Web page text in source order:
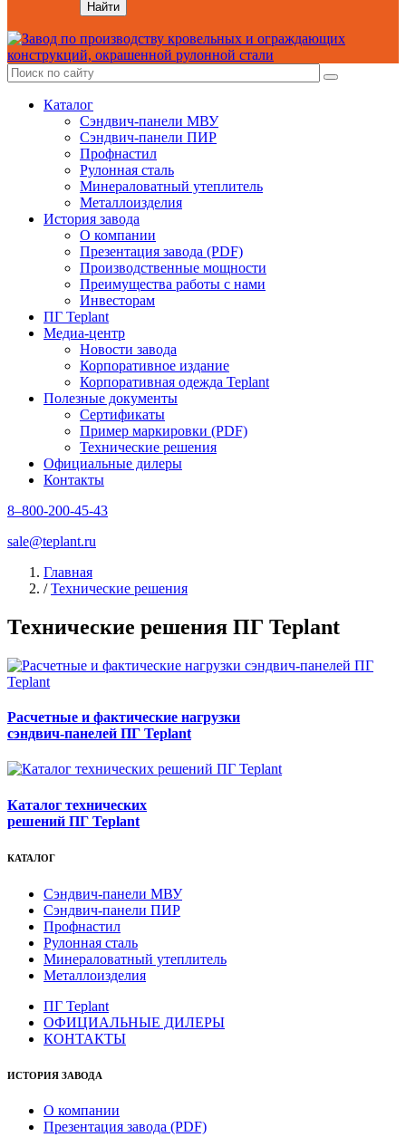
Найти
Каталог
Сэндвич-панели МВУ
Сэндвич-панели ПИР
Профнастил
Рулонная сталь
Минераловатный утеплитель
Металлоизделия
История завода
О компании
Презентация завода (PDF)
Производственные мощности
Преимущества работы с нами
Инвесторам
ПГ Teplant
Медиа-центр
Новости завода
Корпоративное издание
Корпоративная одежда Teplant
Полезные документы
Сертификаты
Пример маркировки (PDF)
Технические решения
Официальные дилеры
Контакты
8–800-200-45-43
sale@teplant.ru
Главная
/ Технические решения
Технические решения ПГ Teplant
Расчетные и фактические нагрузки
сэндвич-панелей ПГ Teplant
Каталог технических
решений ПГ Teplant
КАТАЛОГ
Сэндвич-панели МВУ
Сэндвич-панели ПИР
Профнастил
Рулонная сталь
Минераловатный утеплитель
Металлоизделия
ПГ Teplant
ОФИЦИАЛЬНЫЕ ДИЛЕРЫ
КОНТАКТЫ
ИСТОРИЯ ЗАВОДА
О компании
Презентация завода (PDF)